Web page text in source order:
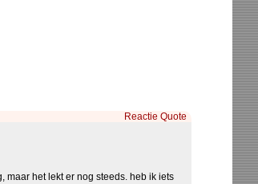
Reactie Quote
het lekt er nog steeds. heb ik iets